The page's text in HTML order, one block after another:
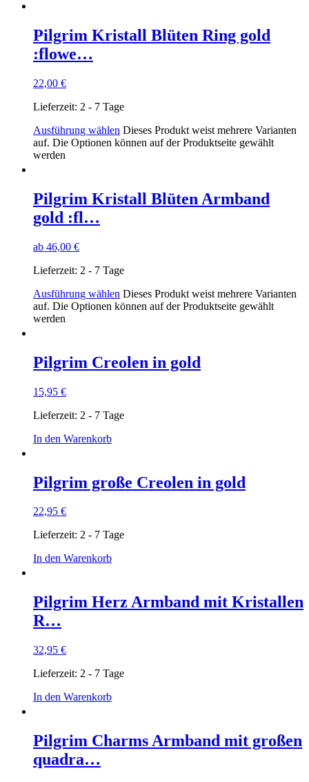
Pilgrim Kristall Blüten Ring gold
:flowe…
22,00 €
Lieferzeit: 2 - 7 Tage
Ausführung wählen Dieses Produkt weist mehrere Varianten
auf. Die Optionen können auf der Produktseite gewählt
werden
Pilgrim Kristall Blüten Armband
gold :fl…
ab 46,00 €
Lieferzeit: 2 - 7 Tage
Ausführung wählen Dieses Produkt weist mehrere Varianten
auf. Die Optionen können auf der Produktseite gewählt
werden
Pilgrim Creolen in gold
15,95 €
Lieferzeit: 2 - 7 Tage
In den Warenkorb
Pilgrim große Creolen in gold
22,95 €
Lieferzeit: 2 - 7 Tage
In den Warenkorb
Pilgrim Herz Armband mit Kristallen
R…
32,95 €
Lieferzeit: 2 - 7 Tage
In den Warenkorb
Pilgrim Charms Armband mit großen
quadra…